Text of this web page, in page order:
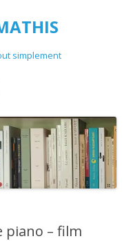
simplement
piano – film